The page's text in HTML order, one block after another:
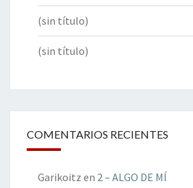
(sin título)
(sin título)
COMENTARIOS RECIENTES
Garikoitz en 2 – ALGO DE MÍ